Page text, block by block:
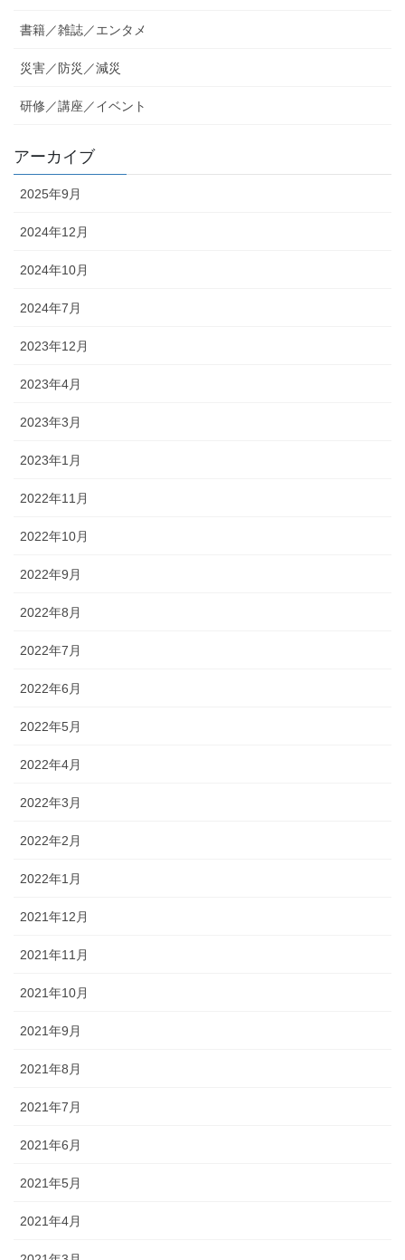
書籍／雑誌／エンタメ
災害／防災／減災
研修／講座／イベント
アーカイブ
2025年9月
2024年12月
2024年10月
2024年7月
2023年12月
2023年4月
2023年3月
2023年1月
2022年11月
2022年10月
2022年9月
2022年8月
2022年7月
2022年6月
2022年5月
2022年4月
2022年3月
2022年2月
2022年1月
2021年12月
2021年11月
2021年10月
2021年9月
2021年8月
2021年7月
2021年6月
2021年5月
2021年4月